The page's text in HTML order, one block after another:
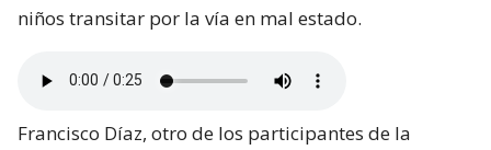
niños transitar por la vía en mal estado.
Francisco Díaz, otro de los participantes de la